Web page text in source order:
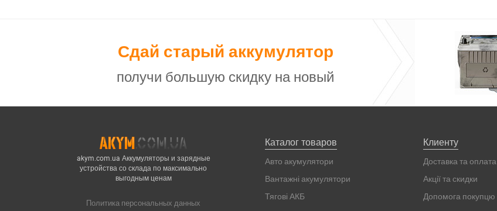
Сдай старый аккумулятор
получи большую скидку на новый
akym.com.ua Аккумуляторы и зарядные
устройства со склада по максимально
выгодным ценам
Политика персональных данных
Каталог товаров
Авто акумулятори
Вантажні акумулятори
Тягові АКБ
Клиенту
Доставка та оплата
Акції та скидки
Допомога покупцю